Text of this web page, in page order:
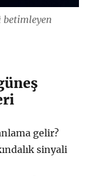
betimleyen
gelir?
sinyali